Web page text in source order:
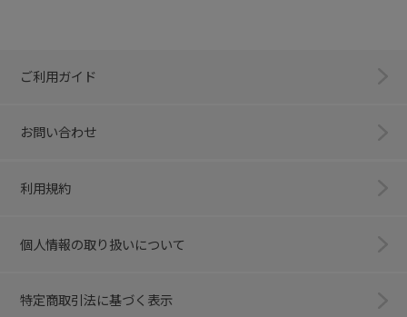
ご利用ガイド
お問い合わせ
利用規約
個人情報の取り扱いについて
特定商取引法に基づく表示